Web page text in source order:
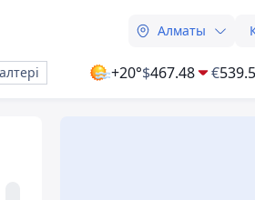
Алматы
+20°$467.48 €